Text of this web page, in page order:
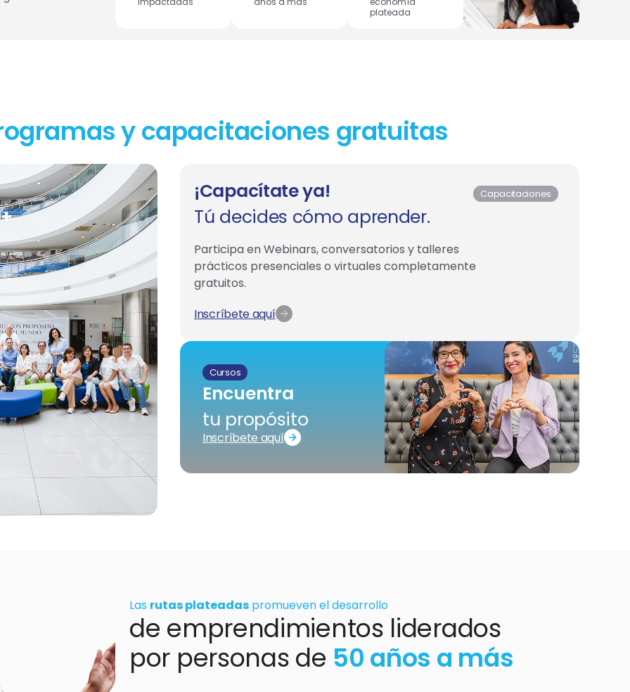
plateada
y capacitaciones gratuitas
Capacitaciones
¡Capacítate ya!
Tú decides cómo aprender.
Participa en Webinars, conversatorios y talleres
prácticos presenciales o virtuales completamente
gratuitos.
Inscríbete aquí
Cursos
Encuentra
tu propósito
Inscríbete aquí
Las rutas plateadas promueven el desarrollo
de emprendimientos liderados
por personas de 50 años a más